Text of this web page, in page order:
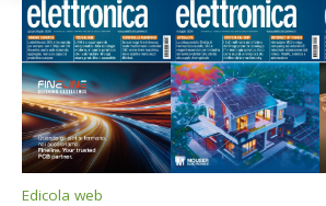
Edicola web